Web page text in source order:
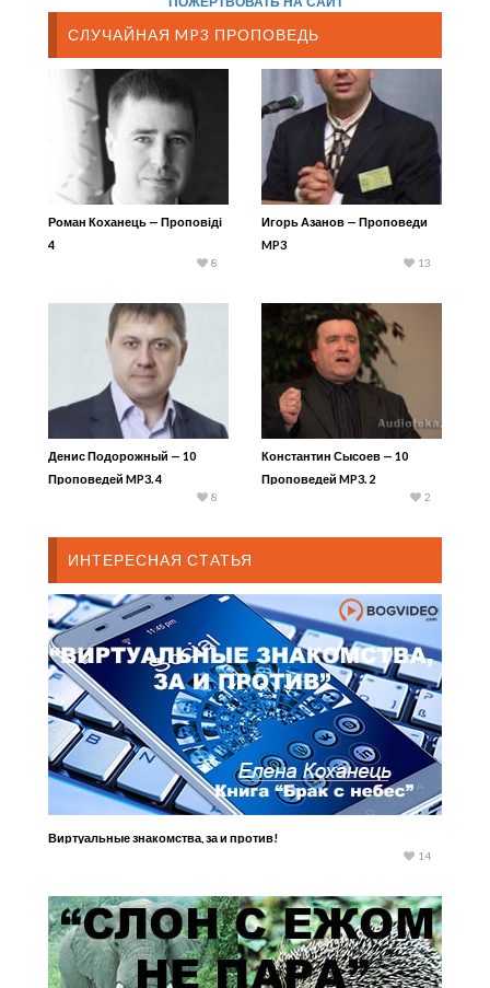
СЛУЧАЙНАЯ MP3 ПРОПОВЕДЬ
Роман Коханець — Проповіді
4
8
Игорь Азанов — Проповеди
MP3
13
Денис Подорожный — 10
Проповедей MP3. 4
8
Константин Сысоев — 10
Проповедей MP3. 2
2
ИНТЕРЕСНАЯ СТАТЬЯ
Виртуальные знакомства, за и против!
14